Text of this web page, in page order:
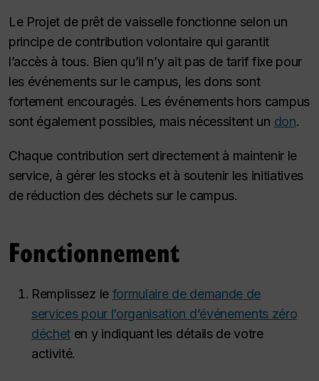
Le Projet de prêt de vaisselle fonctionne selon un
principe de contribution volontaire qui garantit
l’accès à tous. Bien qu’il n’y ait pas de tarif fixe pour
les événements sur le campus, les dons sont
fortement encouragés. Les événements hors campus
sont également possibles, mais nécessitent un don.
Chaque contribution sert directement à maintenir le
service, à gérer les stocks et à soutenir les initiatives
de réduction des déchets sur le campus.
Fonctionnement
Remplissez le formulaire de demande de
services pour l’organisation d’événements zéro
déchet en y indiquant les détails de votre
activité.